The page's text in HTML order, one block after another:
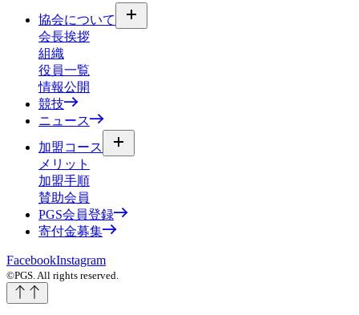
協会について
会長挨拶
組織
役員一覧
情報公開
競技
ニュース
加盟コース
メリット
加盟手順
賛助会員
PGS会員登録
寄付金募集
FacebookInstagram
©PGS. All rights reserved.